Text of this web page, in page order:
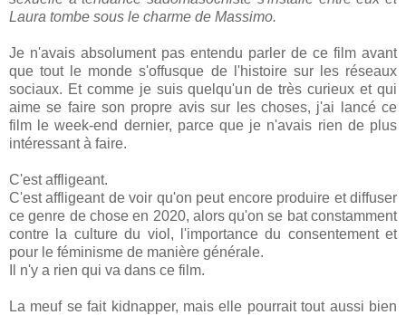
Laura tombe sous le charme de Massimo.
Je n'avais absolument pas entendu parler de ce film avant
que tout le monde s'offusque de l'histoire sur les réseaux
sociaux. Et comme je suis quelqu'un de très curieux et qui
aime se faire son propre avis sur les choses, j'ai lancé ce
film le week-end dernier, parce que je n'avais rien de plus
intéressant à faire.
C'est affligeant.
C'est affligeant de voir qu'on peut encore produire et diffuser
ce genre de chose en 2020, alors qu'on se bat constamment
contre la culture du viol, l'importance du consentement et
pour le féminisme de manière générale.
Il n'y a rien qui va dans ce film.
La meuf se fait kidnapper, mais elle pourrait tout aussi bien